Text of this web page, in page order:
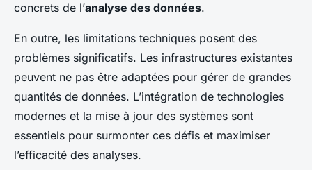
concrets de l’analyse des données.
En outre, les limitations techniques posent des
problèmes significatifs. Les infrastructures existantes
peuvent ne pas être adaptées pour gérer de grandes
quantités de données. L’intégration de technologies
modernes et la mise à jour des systèmes sont
essentiels pour surmonter ces défis et maximiser
l’efficacité des analyses.